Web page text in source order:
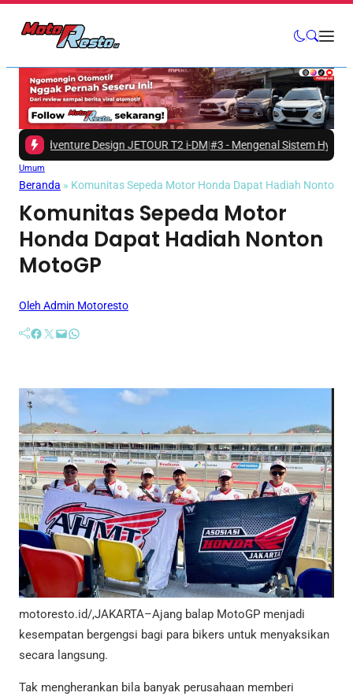
Design JETOUR T2 i-DM|#3 -Mengenal Sistem Hybrid pada
Umum
Beranda » Komunitas Sepeda Motor Honda Dapat Hadiah Nonton
Komunitas Sepeda Motor
Honda Dapat Hadiah Nonton
MotoGP
Oleh Admin Motoresto
Facebook Twitter Mail WhatsApp
motoresto.id/,JAKARTA–Ajang balap MotoGP menjadi
kesempatan bergengsi bagi para bikers untuk menyaksikan
secara langsung.
Tak mengherankan bila banyak perusahaan memberi